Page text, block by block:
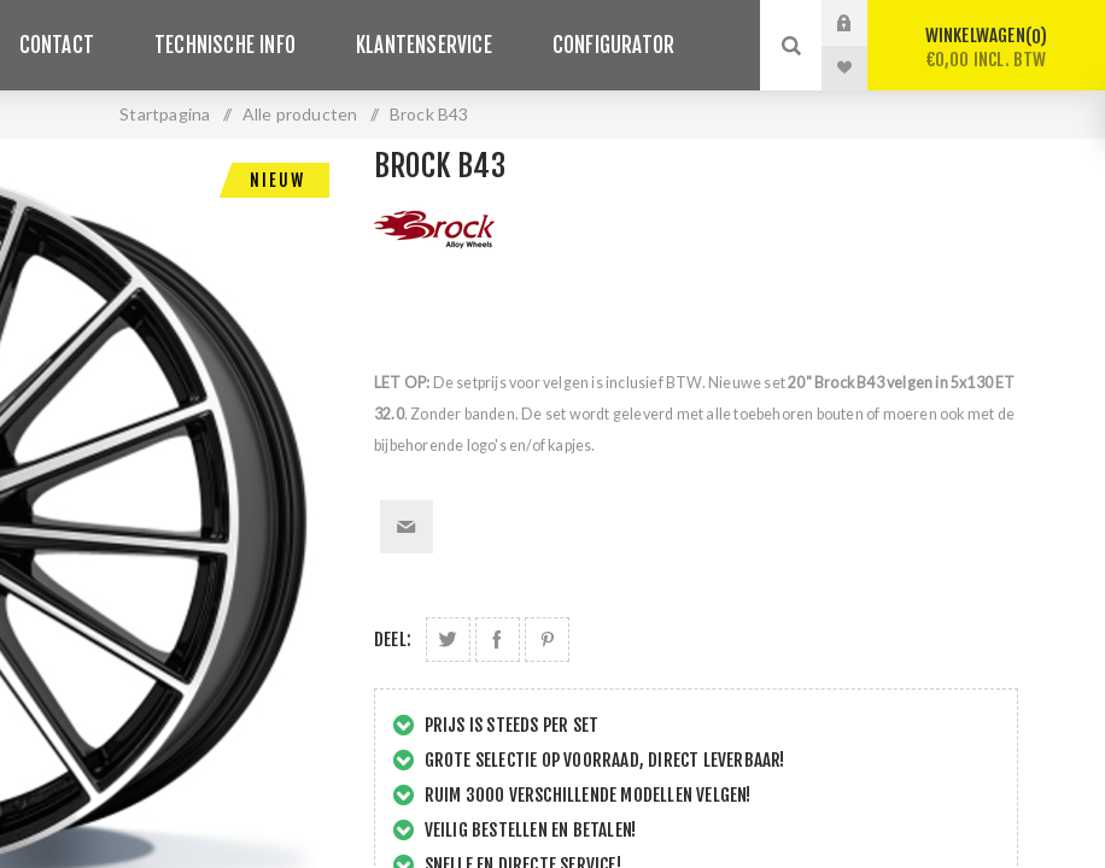
CONTACT TECHNISCHE INFO KLANTENSERVICE CONFIGURATOR WINKELWAGEN 0
€0,00 INCL. BTW
Startpagina / Alle producten / Brock B43
NIEUW BROCK B43
LET OP: De setprijs voor velgen is inclusief BTW. Nieuwe set20" Brock B43 velgen in 5x130 ET
32.0. Zonder banden. De set wordt geleverd met alle toebehoren bouten of moeren ook met de
bijbehorende logo's en/of kapjes.
DEEL:
PRIJS IS STEEDS PER SET
GROTE SELECTIE OP VOORRAAD, DIRECT LEVERBAAR!
RUIM 3000 VERSCHILLENDE MODELLEN VELGEN!
VEILIG BESTELLEN EN BETALEN!